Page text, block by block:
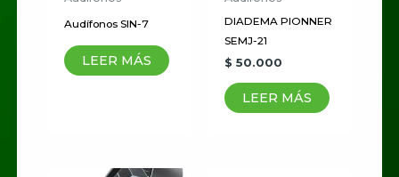
Audífonos SIN-7
LEER MÁS
DIADEMA PIONNER
SEMJ-21
$ 50.000
LEER MÁS